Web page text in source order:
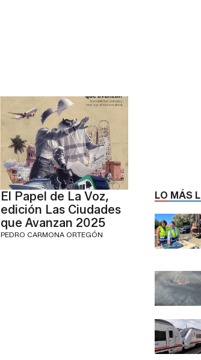
LO MÁS
El Papel de La Voz,
edición Las Ciudades
que Avanzan 2025
PEDRO CARMONA ORTEGÓN